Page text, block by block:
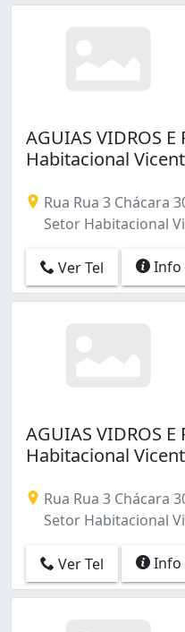
AGUIAS VIDROS E
Habitacional
Rua Rua 3 Chácara
Setor Habitacional
Ver Tel Info
AGUIAS VIDROS E
Habitacional
Rua Rua 3 Chácara
Setor Habitacional
Ver Tel Info